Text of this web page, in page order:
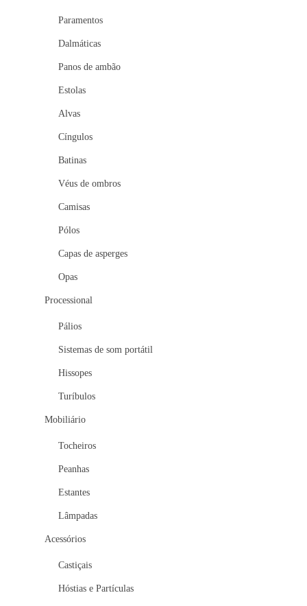
Paramentos
Dalmáticas
Panos de ambão
Estolas
Alvas
Cíngulos
Batinas
Véus de ombros
Camisas
Pólos
Capas de asperges
Opas
Processional
Pálios
Sistemas de som portátil
Hissopes
Turíbulos
Mobiliário
Tocheiros
Peanhas
Estantes
Lâmpadas
Acessórios
Castiçais
Hóstias e Partículas